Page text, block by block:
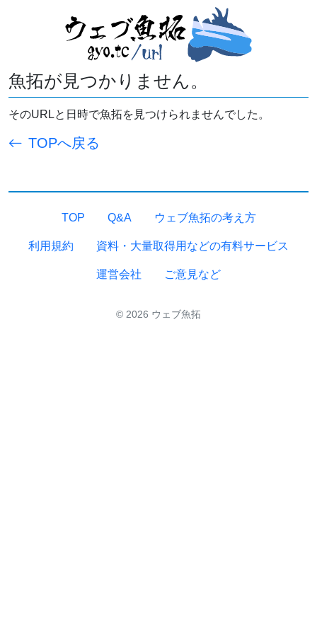
魚拓が見つかりません。
そのURLと日時で魚拓を見つけられませんでした。
TOPへ戻る
TOP Q&A ウェブ魚拓の考え方
利用規約 資料・大量取得用などの有料サービス
運営会社 ご意見など
© 2026 ウェブ魚拓